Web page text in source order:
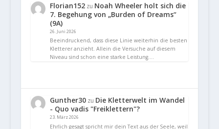
Florian152zu Noah Wheeler holt sich die
7. Begehung von „Burden of Dreams“
(9A)
26. Juni 2026
Beeindruckend, dass diese Linie weiterhin die besten
Kletterer anzieht. Allein die Versuche auf diesem
Niveau sind schon eine starke Leistung.…
Gunther30zu Die Kletterwelt im Wandel
- Quo vadis "Freiklettern"?
23. März 2026
Ehrlich gesagt spricht mir dein Text aus der Seele, weil